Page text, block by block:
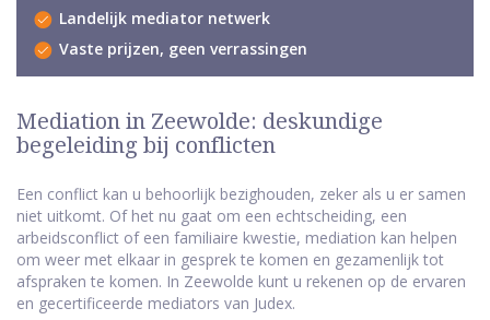
Landelijk mediator netwerk
Vaste prijzen, geen verrassingen
Mediation in Zeewolde: deskundige
begeleiding bij conflicten
Een conflict kan u behoorlijk bezighouden, zeker als u er samen
niet uitkomt. Of het nu gaat om een echtscheiding, een
arbeidsconflict of een familiaire kwestie, mediation kan helpen
om weer met elkaar in gesprek te komen en gezamenlijk tot
afspraken te komen. In Zeewolde kunt u rekenen op de ervaren
en gecertificeerde mediators van Judex.